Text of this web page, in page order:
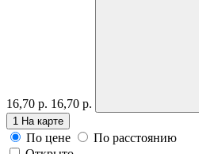
16,70 р. 16,70 р.
1 На карте
По цене
По расстоянию